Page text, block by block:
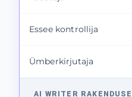
Essee kontrollija
Ümberkirjutaja
AI WRITER